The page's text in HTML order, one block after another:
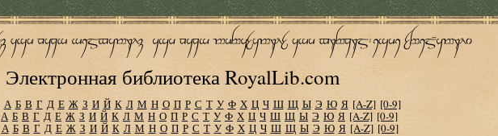
Электронная библиотека RoyalLib.com
А Б В Г Д Е Ж З И Й К Л М Н О П Р С Т У Ф Х Ц Ч Ш Щ Ы Э Ю Я [A-Z] [0-9]
А Б В Г Д Е Ж З И Й К Л М Н О П Р С Т У Ф Х Ц Ч Ш Щ Ы Э Ю Я [A-Z] [0-9]
А Б В Г Д Е Ж З И Й К Л М Н О П Р С Т У Ф Х Ц Ч Ш Щ Ы Э Ю Я [A-Z] [0-9]